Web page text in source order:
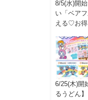
8/5(水)開
い「ベア
える♡お得
6/25(木)開
るうどん